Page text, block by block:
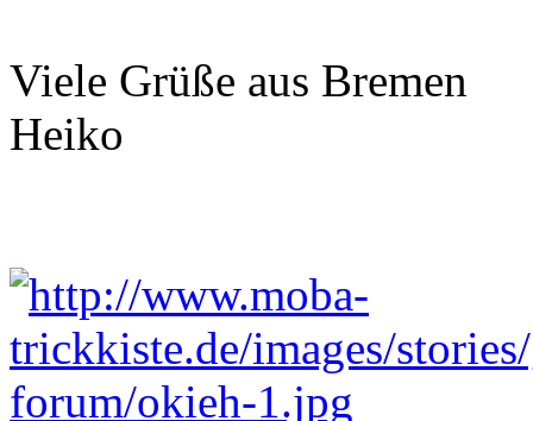
Viele Grüße aus Bremen
Heiko